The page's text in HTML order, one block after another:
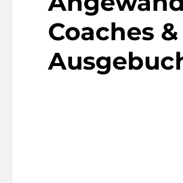
Coaches